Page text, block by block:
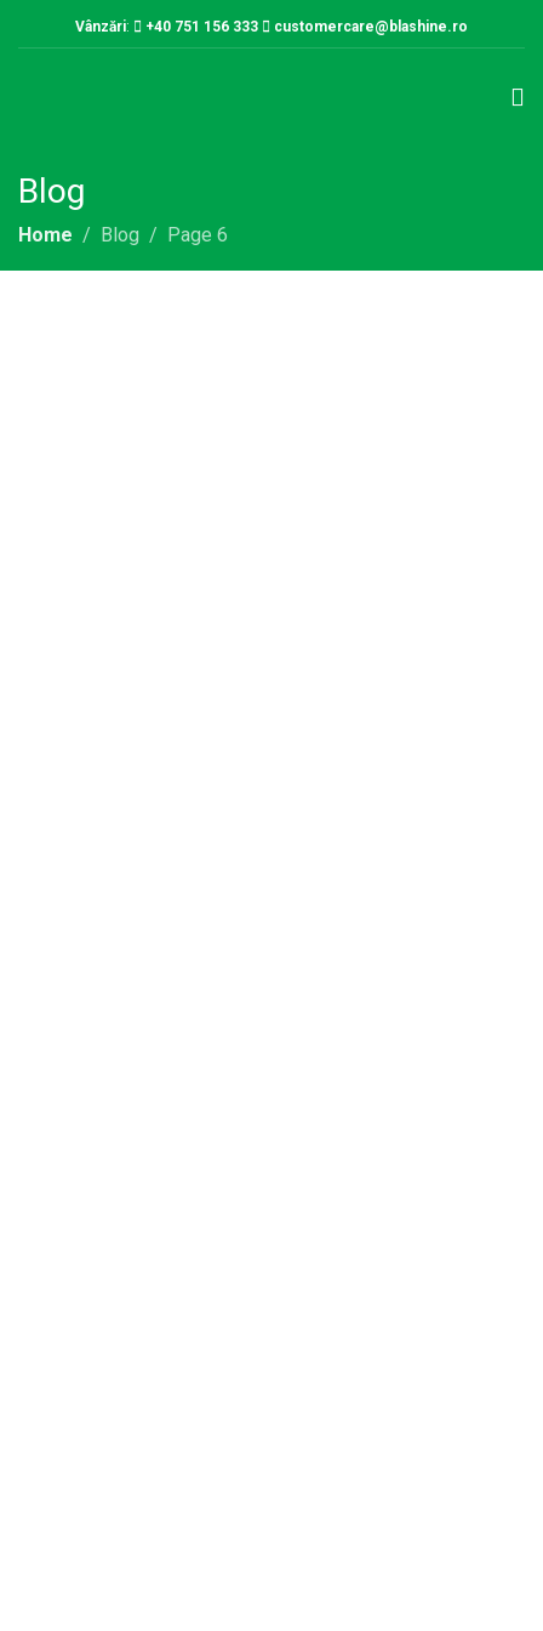
Vânzări: +40 751 156 333 customercare@blashine.ro
Blog
Home Blog Page 6